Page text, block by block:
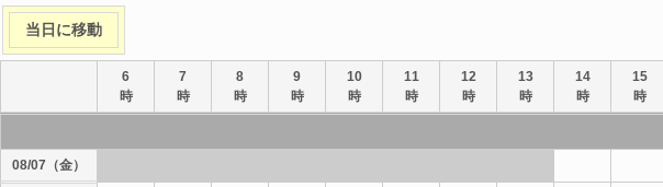
当日に移動
6
時
7
時
8
時
9
時
10
時
11
時
12
時
13
時
14
時
15
時
08/07（金）